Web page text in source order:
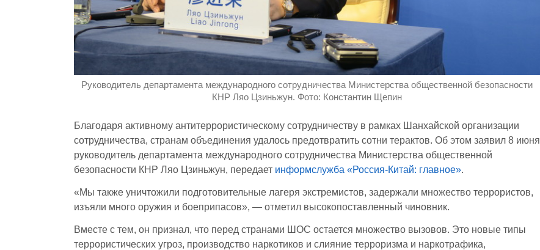
Руководитель департамента международного сотрудничества Министерства общественной безопасности
КНР Ляо Цзиньжун. Фото: Константин Щепин
Благодаря активному антитеррористическому сотрудничеству в рамках Шанхайской организации
сотрудничества, странам объединения удалось предотвратить сотни терактов. Об этом заявил 8 июня
руководитель департамента международного сотрудничества Министерства общественной
безопасности КНР Ляо Цзиньжун, передает информслужба «Россия-Китай: главное».
«Мы также уничтожили подготовительные лагеря экстремистов, задержали множество террористов,
изъяли много оружия и боеприпасов», — отметил высокопоставленный чиновник.
Вместе с тем, он признал, что перед странами ШОС остается множество вызовов. Это новые типы
террористических угроз, производство наркотиков и слияние терроризма и наркотрафика,